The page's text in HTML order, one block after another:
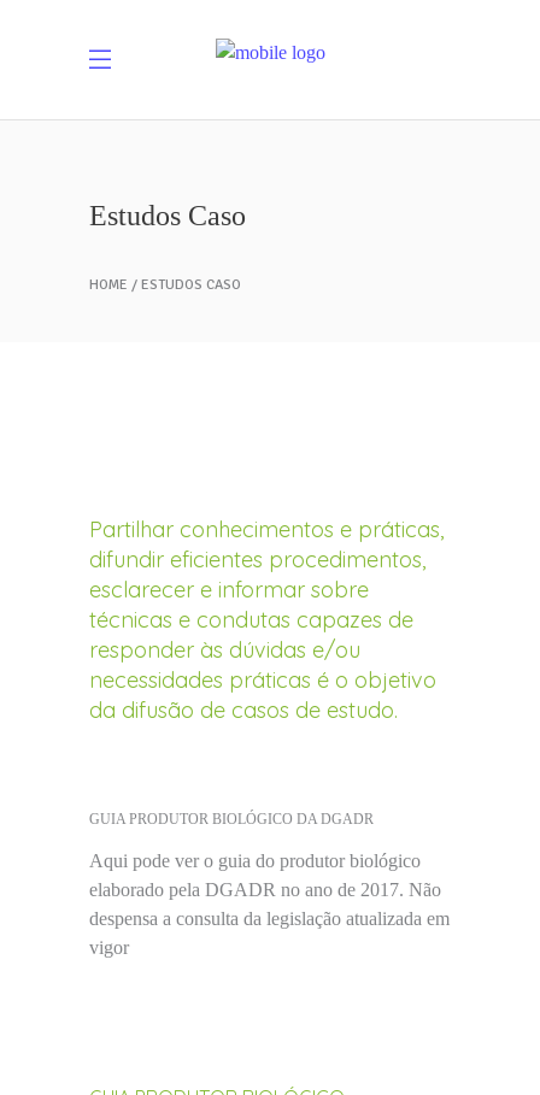
Estudos Caso
HOME ESTUDOS CASO
Partilhar conhecimentos e práticas,
difundir eficientes procedimentos,
esclarecer e informar sobre
técnicas e condutas capazes de
responder às dúvidas e/ou
necessidades práticas é o objetivo
da difusão de casos de estudo.
GUIA PRODUTOR BIOLÓGICO DA DGADR
Aqui pode ver o guia do produtor biológico
elaborado pela DGADR no ano de 2017. Não
despensa a consulta da legislação atualizada em
vigor